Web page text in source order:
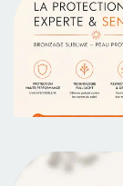
PARABIOTY.MA